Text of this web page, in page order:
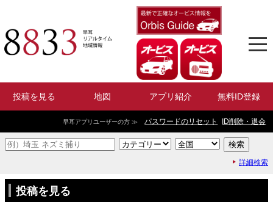
投稿を見る 地図 アプリ紹介 無料ID登録
早耳アプリユーザーの方 ≫ パスワードのリセット ID削除・退会
詳細検索
投稿を見る